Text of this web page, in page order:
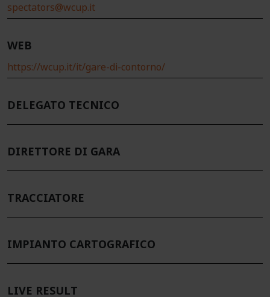
spectators@wcup.it
WEB
https://wcup.it/it/gare-di-contorno/
DELEGATO TECNICO
DIRETTORE DI GARA
TRACCIATORE
IMPIANTO CARTOGRAFICO
LIVE RESULT